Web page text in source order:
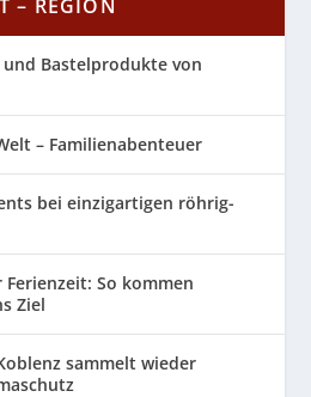
– REGION
Bastelprodukte von
– Familienabenteuer
bei einzigartigen röhrig-
So kommen
Ziel
sammelt wieder